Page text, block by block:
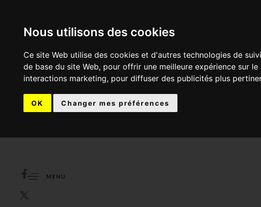
Nous utilisons des cookies
Ce site Web utilise des cookies et d'autres technologies de
de base du site Web, pour offrir une meilleure expérience sur le
interactions marketing, pour diffuser des publicités plus
OK Changer mes préférences
MENU